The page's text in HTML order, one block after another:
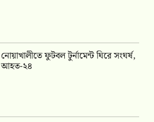
নোয়াখালীতে ফুটবল টুর্নামেন্ট ঘিরে সংঘর্ষ,
আহত-২৪